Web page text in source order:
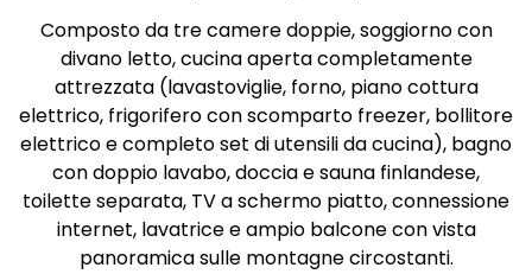
Composto da tre camere doppie, soggiorno con
divano letto, cucina aperta completamente
attrezzata (lavastoviglie, forno, piano cottura
elettrico, frigorifero con scomparto freezer, bollitore
elettrico e completo set di utensili da cucina), bagno
con doppio lavabo, doccia e sauna finlandese,
toilette separata, TV a schermo piatto, connessione
internet, lavatrice e ampio balcone con vista
panoramica sulle montagne circostanti.